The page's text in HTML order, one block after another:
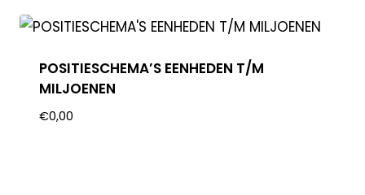
POSITIESCHEMA’S EENHEDEN T/M
MILJOENEN
€0,00